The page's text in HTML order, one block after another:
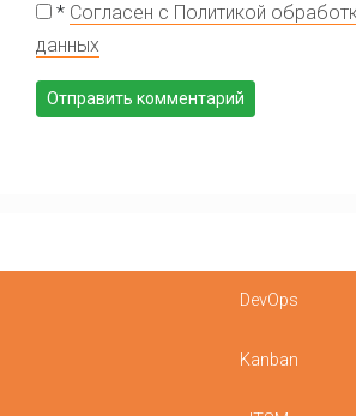
* Согласен с Политикой
данных
DevOps
Kanban